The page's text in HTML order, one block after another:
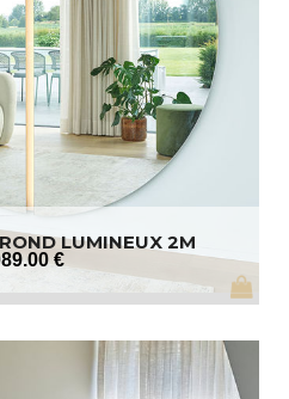
LUMINEUX 2M
.00 €